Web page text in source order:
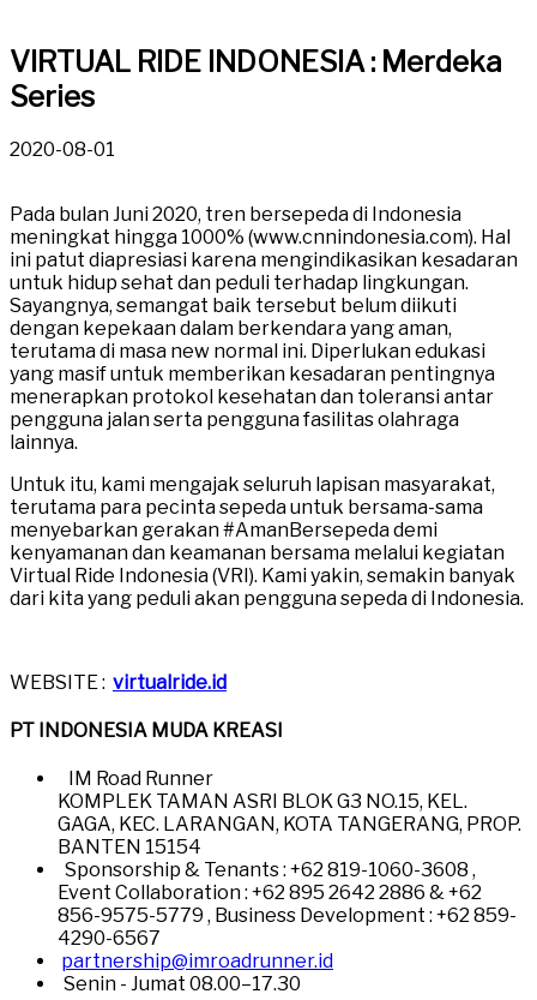
VIRTUAL RIDE INDONESIA : Merdeka
Series
2020-08-01
Pada bulan Juni 2020, tren bersepeda di Indonesia
meningkat hingga 1000% (www.cnnindonesia.com). Hal
ini patut diapresiasi karena mengindikasikan kesadaran
untuk hidup sehat dan peduli terhadap lingkungan.
Sayangnya, semangat baik tersebut belum diikuti
dengan kepekaan dalam berkendara yang aman,
terutama di masa new normal ini. Diperlukan edukasi
yang masif untuk memberikan kesadaran pentingnya
menerapkan protokol kesehatan dan toleransi antar
pengguna jalan serta pengguna fasilitas olahraga
lainnya.
Untuk itu, kami mengajak seluruh lapisan masyarakat,
terutama para pecinta sepeda untuk bersama-sama
menyebarkan gerakan #AmanBersepeda demi
kenyamanan dan keamanan bersama melalui kegiatan
Virtual Ride Indonesia (VRI). Kami yakin, semakin banyak
dari kita yang peduli akan pengguna sepeda di Indonesia.
WEBSITE : virtualride.id
PT INDONESIA MUDA KREASI
IM Road Runner
KOMPLEK TAMAN ASRI BLOK G3 NO.15, KEL.
GAGA, KEC. LARANGAN, KOTA TANGERANG, PROP.
BANTEN 15154
Sponsorship & Tenants : +62 819-1060-3608 ,
Event Collaboration : +62 895 2642 2886 & +62
856-9575-5779 , Business Development : +62 859-
4290-6567
partnership@imroadrunner.id
Senin - Jumat 08.00–17.30